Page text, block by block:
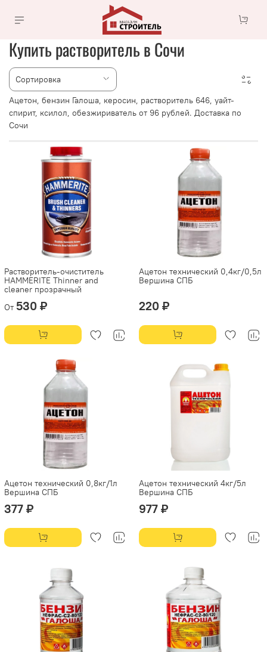
Купить растворитель в Сочи
Ацетон, бензин Галоша, керосин, растворитель 646, уайт-
спирит, ксилол, обезжириватель от 96 рублей. Доставка по
Сочи
Растворитель-очиститель
HAMMERITE Thinner and
cleaner прозрачный
От 530 ₽
Ацетон технический 0,4кг/0,5л
Вершина СПБ
220 ₽
Ацетон технический 0,8кг/1л
Вершина СПБ
377 ₽
Ацетон технический 4кг/5л
Вершина СПБ
977 ₽